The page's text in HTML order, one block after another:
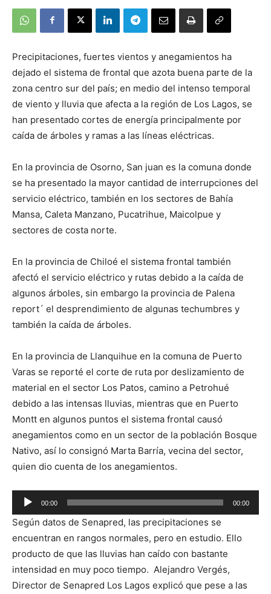
Precipitaciones, fuertes vientos y anegamientos ha
dejado el sistema de frontal que azota buena parte de la
zona centro sur del país; en medio del intenso temporal
de viento y lluvia que afecta a la región de Los Lagos, se
han presentado cortes de energía principalmente por
caída de árboles y ramas a las líneas eléctricas.
En la provincia de Osorno, San juan es la comuna donde
se ha presentado la mayor cantidad de interrupciones del
servicio eléctrico, también en los sectores de Bahía
Mansa, Caleta Manzano, Pucatrihue, Maicolpue y
sectores de costa norte.
En la provincia de Chiloé el sistema frontal también
afectó el servicio eléctrico y rutas debido a la caída de
algunos árboles, sin embargo la provincia de Palena
report´ el desprendimiento de algunas techumbres y
también la caída de árboles.
En la provincia de Llanquihue en la comuna de Puerto
Varas se reporté el corte de ruta por deslizamiento de
material en el sector Los Patos, camino a Petrohué
debido a las intensas lluvias, mientras que en Puerto
Montt en algunos puntos el sistema frontal causó
anegamientos como en un sector de la población Bosque
Nativo, así lo consignó Marta Barría, vecina del sector,
quien dio cuenta de los anegamientos.
Reproductor
de
audio
00:00 00:00
Según datos de Senapred, las precipitaciones se
encuentran en rangos normales, pero en estudio. Ello
producto de que las lluvias han caído con bastante
intensidad en muy poco tiempo. Alejandro Vergés,
Director de Senapred Los Lagos explicó que pese a las